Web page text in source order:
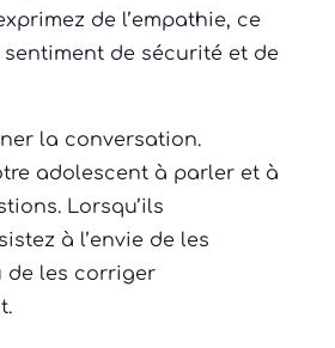
de l’empathie, ce
de sécurité et de
la conversation.
adolescent à parler et à
Lorsqu’ils
à l’envie de les
de les corriger